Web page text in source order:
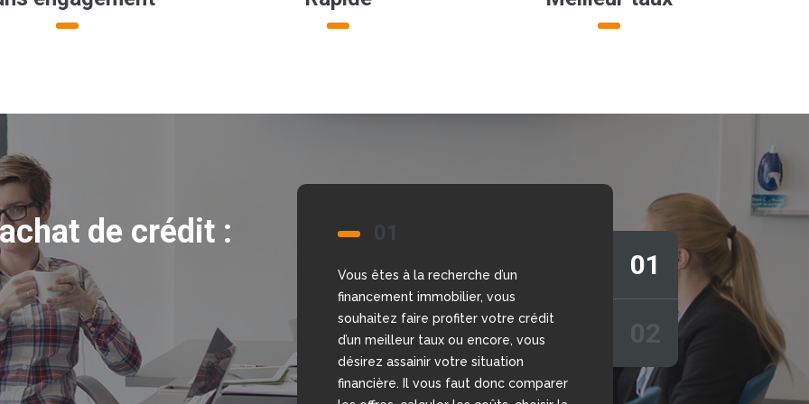
de crédit :
Vous êtes à la recherche d’un
financement immobilier, vous
souhaitez faire profiter votre crédit
d’un meilleur taux ou encore, vous
désirez assainir votre situation
financière. Il vous faut donc comparer
en ligne: gratuit
Nous allons vous aider à prendre la
bonne décision grâce à notre
comparateur de crédit en ligne,
gratuit et sans engagement. Nous
mettons à votre disposition nos
courtiers, chargés d’étudier votre
01